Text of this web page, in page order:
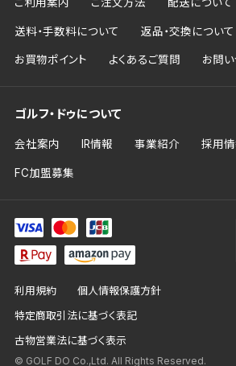
送料・手数料について 返品・交換について
お買物ポイント よくあるご質問 お問
ゴルフ・ドゥについて
会社案内 IR情報 事業紹介 採用
FC加盟募集
利用規約 個人情報保護方針
特定商取引法に基づく表記
古物営業法に基づく表示
© GOLF DO Co.,Ltd. All Rights Reserved.